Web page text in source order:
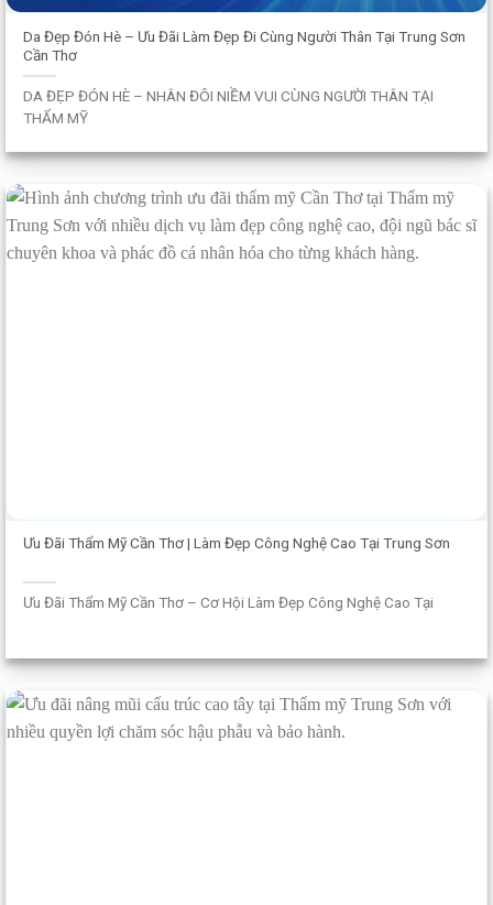
Da Đẹp Đón Hè – Ưu Đãi Làm Đẹp Đi Cùng Người Thân Tại Trung Sơn
Cần Thơ
DA ĐẸP ĐÓN HÈ – NHÂN ĐÔI NIỀM VUI CÙNG NGƯỜI THÂN TẠI
THẨM MỸ
Ưu Đãi Thẩm Mỹ Cần Thơ | Làm Đẹp Công Nghệ Cao Tại Trung Sơn
Ưu Đãi Thẩm Mỹ Cần Thơ – Cơ Hội Làm Đẹp Công Nghệ Cao Tại